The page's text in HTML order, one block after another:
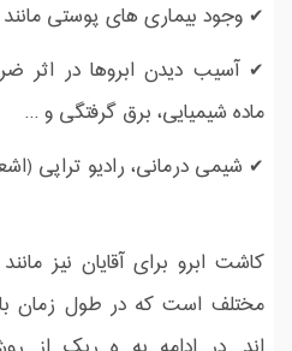
✔ وجود بیماری های پوستی
✔ آسیب دیدن ابروها در اثر
ماده شیمیایی، برق گرفتگی و ...
✔ شیمی درمانی، رادیو تراپی
کاشت ابرو برای آقایان نیز
مختلف است که در طول زمان